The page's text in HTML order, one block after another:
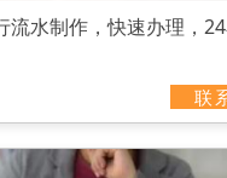
流水制作，快速办理，
联